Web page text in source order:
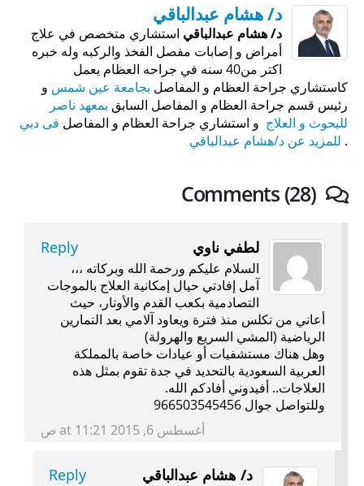
د/ هشام عبدالباقي
د/ هشام عبدالباقي استشاري متخصص في علاج
أمراض و إصابات مفصل الفخذ والركبه وله خبره
اكتر من40 سنه في جراحه العظام يعمل
كاستشاري جراحة العظام و المفاصل بجامعة عين شمس و
رئيس قسم جراحة العظام و المفاصل السابق بمعهد ناصر
للبحوث و العلاج و استشاري جراحة العظام و المفاصل فى دبي
. للمزيد عن د/هشام عبدالباقي
Comments (28)
لطفي ناوي Reply
السلام عليكم ورحمة الله وبركاته ،،،
آمل إفادتي حيال إمكانية العلاج بالموجات
التصادمية بكعب القدم والأوتار، حيث
أعاني من تكلس منذ فترة ويعاود آلامي بعد التمارين
الرياضية (المشي السريع والهرولة)
وهل هناك مستشفيات أو عيادات خاصة بالمملكة
العربية السعودية بالتحديد في جدة تقوم بمثل هذه
العلاجات.. أفيدوني أفادكم الله.
وللتواصل جوال 966503545456
أغسطس 6, 2015 at 11:21 ص
د/ هشام عبدالباقي Reply